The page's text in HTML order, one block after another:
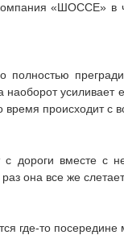
«ШОССЕ» в
полностью
усиливает
время происходит с
вместе с
она все же слетает
где-то